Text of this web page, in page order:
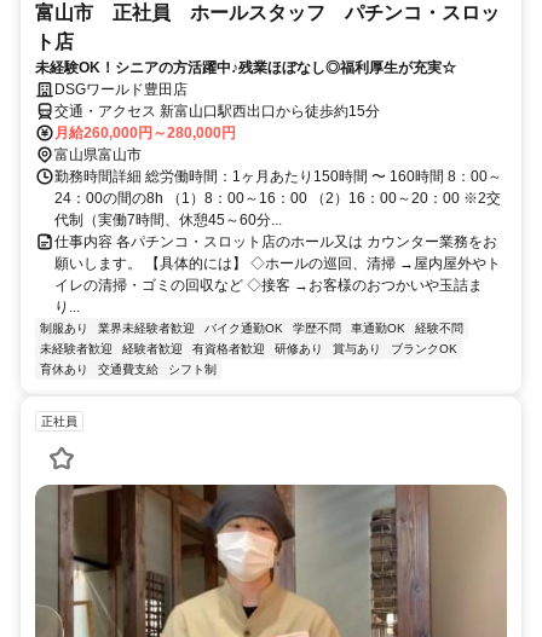
富山市 正社員 ホールスタッフ パチンコ・スロッ
ト店
未経験OK！シニアの方活躍中♪残業ほぼなし◎福利厚生が充実☆
DSGワールド豊田店
交通・アクセス 新富山口駅西出口から徒歩約15分
月給260,000円～280,000円
富山県富山市
勤務時間詳細 総労働時間：1ヶ月あたり150時間 〜 160時間 8：00～
24：00の間の8h （1）8：00～16：00 （2）16：00～20：00 ※2交
代制（実働7時間、休憩45～60分...
仕事内容 各パチンコ・スロット店のホール又は カウンター業務をお
願いします。 【具体的には】 ◇ホールの巡回、清掃 →屋内屋外やト
イレの清掃・ゴミの回収など ◇接客 →お客様のおつかいや玉詰ま
り...
制服あり 業界未経験者歓迎 バイク通勤OK 学歴不問 車通勤OK
経験不問
未経験者歓迎
経験者歓迎 有資格者歓迎 研修あり 賞与あり
ブランクOK
育休あり
交通費支給 シフト制
正社員